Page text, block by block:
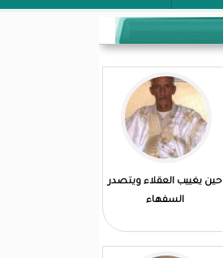
حين يغييب العقلاء ويتصدر
السفهاء